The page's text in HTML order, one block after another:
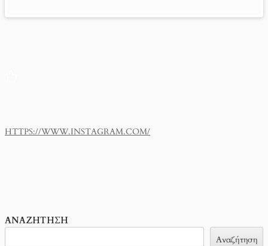
HTTPS://WWW.INSTAGRAM.COM/
ΑΝΑΖΉΤΗΣΗ
Αναζήτηση